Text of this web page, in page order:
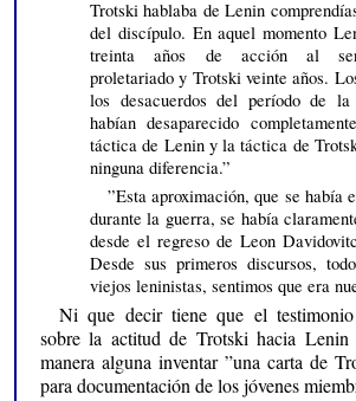
Trotski hablaba de Lenin
del discípulo. En aquel momento
treinta años de acción al
proletariado y Trotski veinte años.
los desacuerdos del período de la
habían desaparecido
táctica de Lenin y la táctica de
ninguna diferencia.”
”Esta aproximación, que se había
durante la guerra, se había
desde el regreso de Leon
Desde sus primeros discursos,
viejos leninistas, sentimos que era
Ni que decir tiene que el
sobre la actitud de Trotski hacia
manera alguna inventar ”una carta de
para documentación de los jóvenes